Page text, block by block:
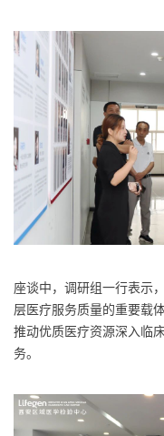
座谈中，调研组一行表示
层医疗服务质量的重要载
推动优质医疗资源深入临
务。